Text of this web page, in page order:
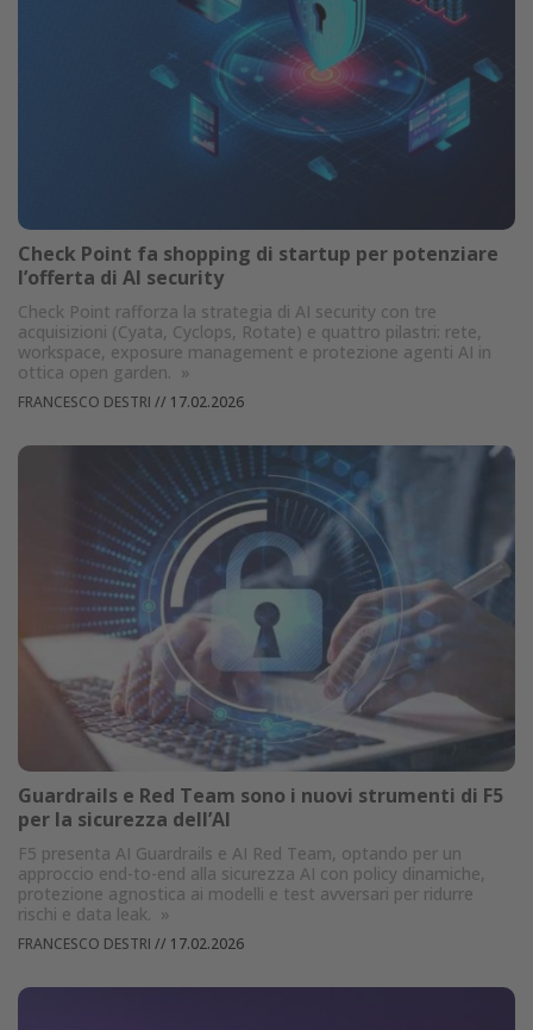
Check Point fa shopping di startup per potenziare
l’offerta di AI security
Check Point rafforza la strategia di AI security con tre
acquisizioni (Cyata, Cyclops, Rotate) e quattro pilastri: rete,
workspace, exposure management e protezione agenti AI in
ottica open garden. »
FRANCESCO DESTRI // 17.02.2026
Guardrails e Red Team sono i nuovi strumenti di F5
per la sicurezza dell’AI
F5 presenta AI Guardrails e AI Red Team, optando per un
approccio end-to-end alla sicurezza AI con policy dinamiche,
protezione agnostica ai modelli e test avversari per ridurre
rischi e data leak. »
FRANCESCO DESTRI // 17.02.2026